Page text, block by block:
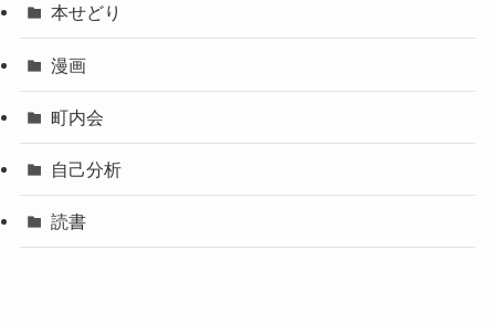
本せどり
漫画
町内会
自己分析
読書